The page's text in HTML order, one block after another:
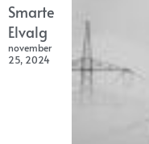
Smarte
Elvalg
november
25, 2024